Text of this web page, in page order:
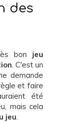
des
bon jeu
. C'est un
demande
et faire
été
mais cela
jeu